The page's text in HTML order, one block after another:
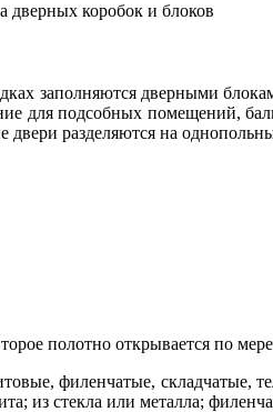
дверных коробок и блоков
заполняются дверными
для подсобных помещений,
разделяются на
полотно открывается по
филенчатые, складчатые,
из стекла или металла;